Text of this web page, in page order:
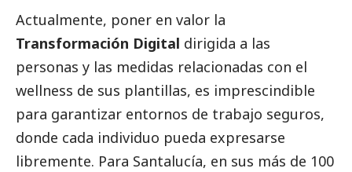
Actualmente, poner en valor la
Transformación Digital dirigida a las
personas y las medidas relacionadas con el
wellness de sus plantillas, es imprescindible
para garantizar entornos de trabajo seguros,
donde cada individuo pueda expresarse
libremente. Para Santalucía, en sus más de 100